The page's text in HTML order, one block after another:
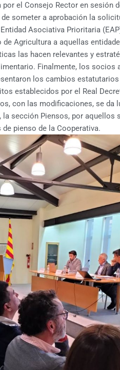
el Consejo Rector en sesión
someter a aprobación la
Asociativa Prioritaria
Agricultura a aquellas
las hacen relevantes y
Finalmente, los socios
los cambios estatutarios
establecidos por el Real
con las modificaciones, se da
la sección Piensos, por aquellos
pienso de la Cooperativa.